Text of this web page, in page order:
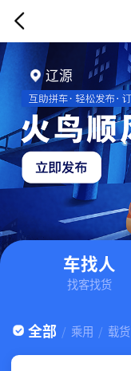
辽源
车找人
找客找货
全部 / 乘用 / 载货